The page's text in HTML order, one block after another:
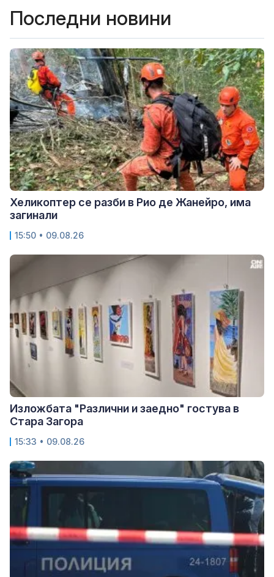
Последни новини
Хеликоптер се разби в Рио де Жанейро, има
загинали
15:50 • 09.08.26
Изложбата "Различни и заедно" гостува в
Стара Загора
15:33 • 09.08.26